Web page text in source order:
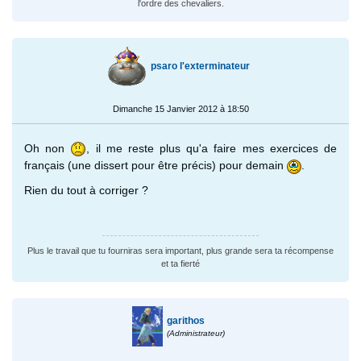
l'ordre des chevaliers.
psaro l'exterminateur
Dimanche 15 Janvier 2012 à 18:50
Oh non
, il me reste plus qu'a faire mes exercices de
français (une dissert pour être précis) pour demain
.
Rien du tout à corriger ?
Plus le travail que tu fourniras sera important, plus grande sera ta récompense
et ta fierté
garithos
(Administrateur)